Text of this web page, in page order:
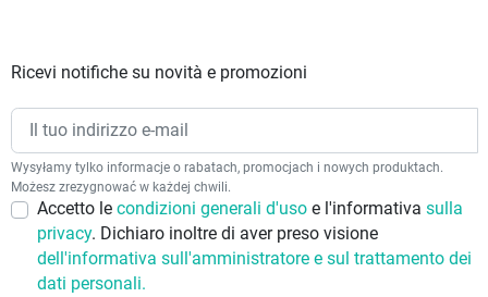
Ricevi notifiche su novità e promozioni
Wysyłamy tylko informacje o rabatach, promocjach i nowych produktach.
Możesz zrezygnować w każdej chwili.
Accetto le condizioni generali d'uso e l'informativa sulla
privacy. Dichiaro inoltre di aver preso visione
dell'informativa sull'amministratore e sul trattamento dei
dati personali.